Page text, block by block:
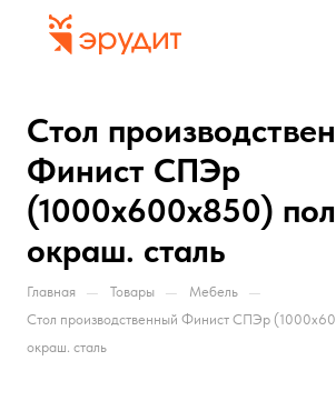
Стол
Финист СПЭр
(1000х600х850)
окраш. сталь
Главная — Товары — Мебель —
Стол производственный Финист СПЭр
окраш. сталь